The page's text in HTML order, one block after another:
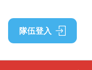
隊伍登入